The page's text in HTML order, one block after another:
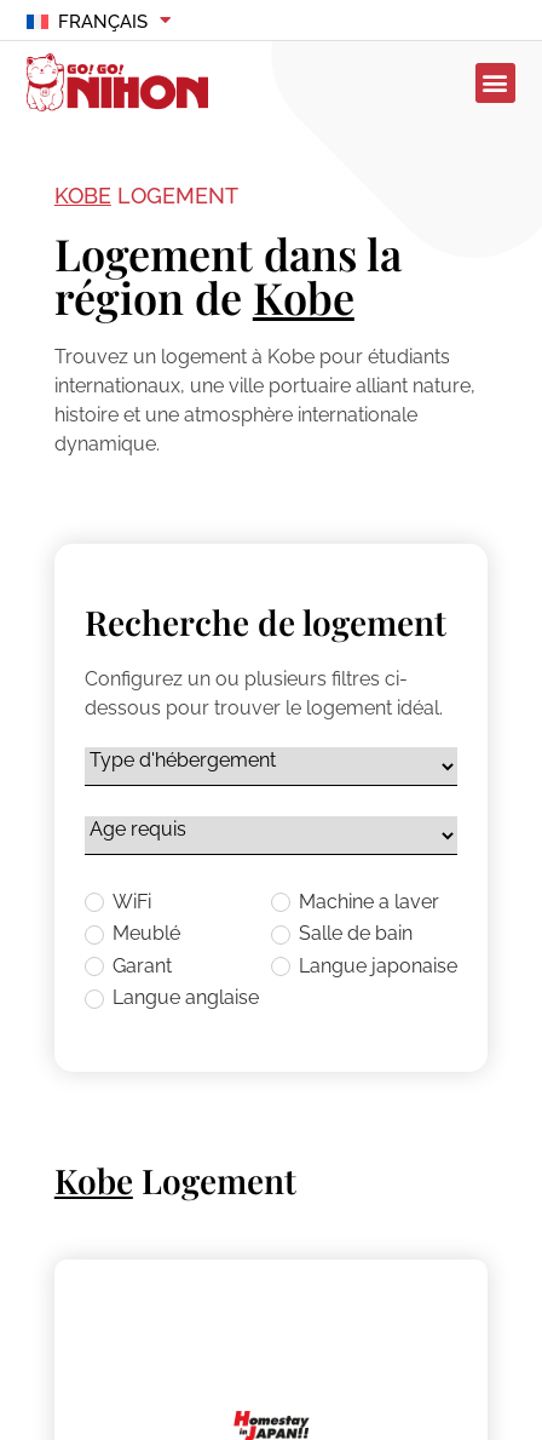
FRANÇAIS
KOBE LOGEMENT
Logement dans la
région de Kobe
Trouvez un logement à Kobe pour étudiants
internationaux, une ville portuaire alliant nature,
histoire et une atmosphère internationale
dynamique.
Recherche de logement
Configurez un ou plusieurs filtres ci-
dessous pour trouver le logement idéal.
WiFi
Machine a laver
Meublé
Salle de bain
Garant
Langue japonaise
Langue anglaise
Kobe Logement